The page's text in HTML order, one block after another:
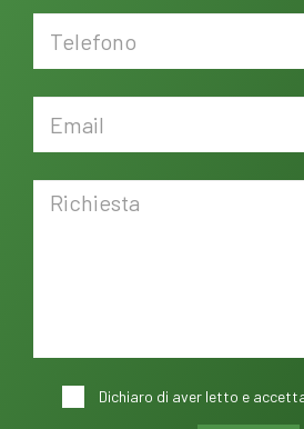
Dichiaro di aver letto e